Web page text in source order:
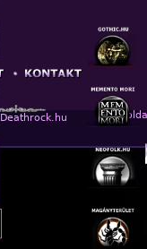
Deathrock.hu «